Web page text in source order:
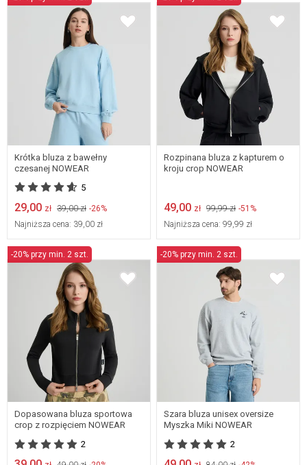
LARGE
X-SMALL
XX-SMALL
Krótka bluza z bawełny
czesanej NOWEAR
5
29,00 zł 39,00 zł -26%
Najniższa cena: 39,00 zł
XX-SMALL
Rozpinana bluza z kapturem o
kroju crop NOWEAR
49,00 zł 99,99 zł -51%
Najniższa cena: 99,99 zł
-20% przy min. 2 szt.
Dostępne w wielu
rozmiarach
Dopasowana bluza sportowa
crop z rozpięciem NOWEAR
2
-20% przy min. 2 szt.
Dostępne w wielu
rozmiarach
Szara bluza unisex oversize
Myszka Miki NOWEAR
2